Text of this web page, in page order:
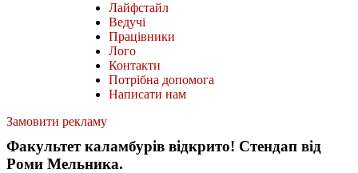
Лайфстайл
Ведучі
Працівники
Лого
Контакти
Потрібна допомога
Написати нам
Замовити рекламу
Факультет каламбурів відкрито! Стендап від
Роми Мельника.